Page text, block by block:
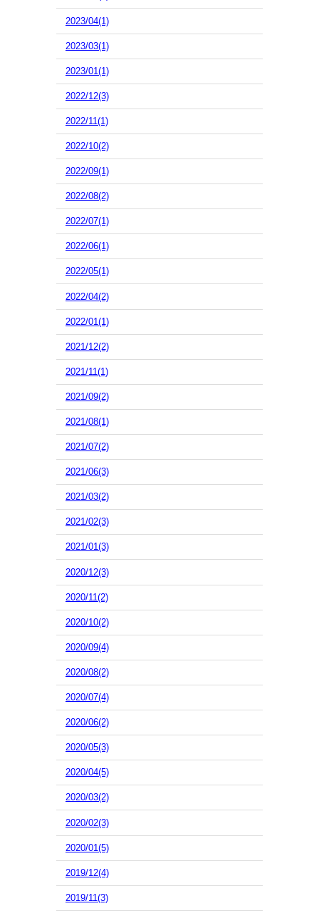
2023/04(1)
2023/03(1)
2023/01(1)
2022/12(3)
2022/11(1)
2022/10(2)
2022/09(1)
2022/08(2)
2022/07(1)
2022/06(1)
2022/05(1)
2022/04(2)
2022/01(1)
2021/12(2)
2021/11(1)
2021/09(2)
2021/08(1)
2021/07(2)
2021/06(3)
2021/03(2)
2021/02(3)
2021/01(3)
2020/12(3)
2020/11(2)
2020/10(2)
2020/09(4)
2020/08(2)
2020/07(4)
2020/06(2)
2020/05(3)
2020/04(5)
2020/03(2)
2020/02(3)
2020/01(5)
2019/12(4)
2019/11(3)